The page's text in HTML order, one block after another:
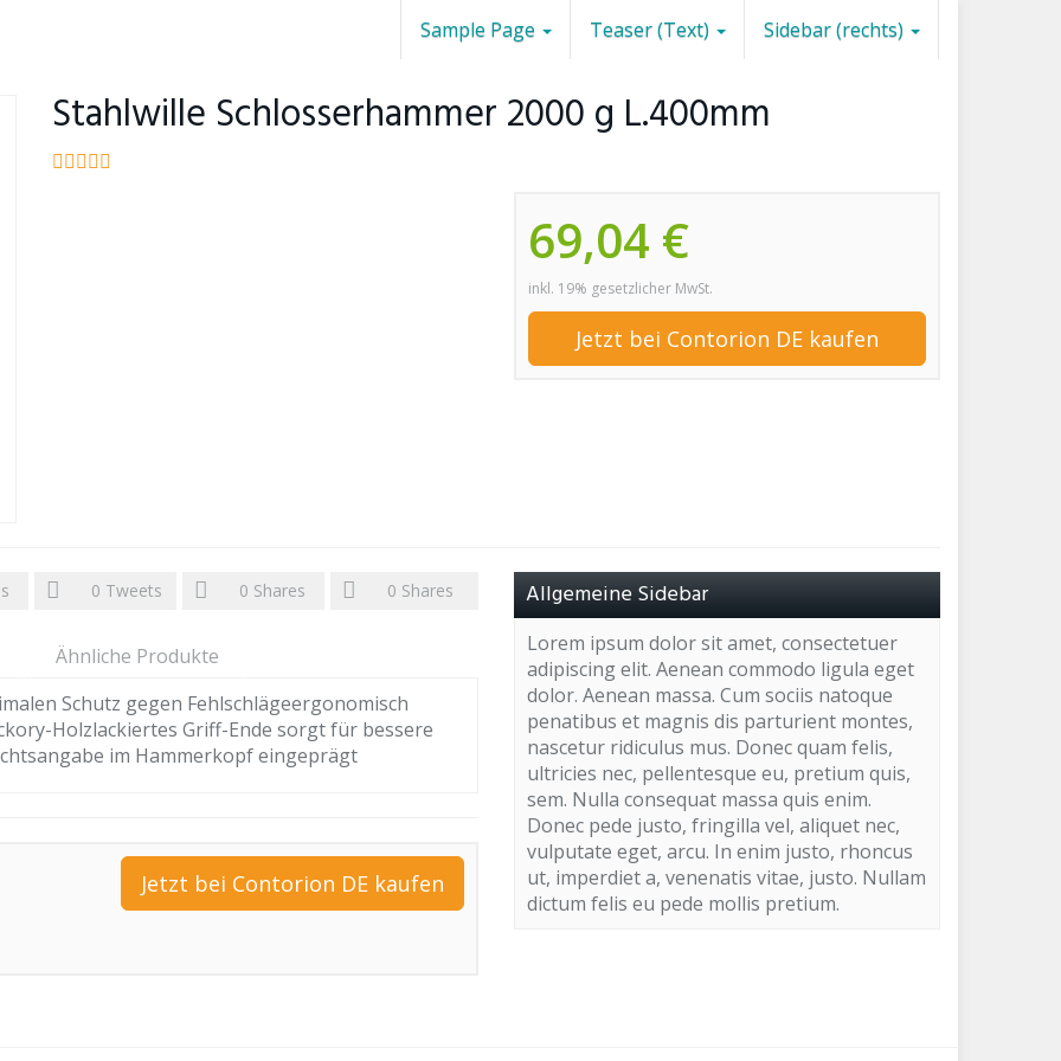
Sample Page Teaser (Text) Sidebar (rechts)
Stahlwille Schlosserhammer 2000 g L.400mm
69,04 €
inkl. 19% gesetzlicher MwSt.
Jetzt bei Contorion DE kaufen
0 Tweets 0 Shares 0 Shares
Ähnliche Produkte
Schutz gegen Fehlschlägeergonomisch
Holzlackiertes Griff-Ende sorgt für bessere
im Hammerkopf eingeprägt
Jetzt bei Contorion DE kaufen
Allgemeine Sidebar
Lorem ipsum dolor sit amet, consectetuer
adipiscing elit. Aenean commodo ligula eget
dolor. Aenean massa. Cum sociis natoque
penatibus et magnis dis parturient montes,
nascetur ridiculus mus. Donec quam felis,
ultricies nec, pellentesque eu, pretium quis,
sem. Nulla consequat massa quis enim.
Donec pede justo, fringilla vel, aliquet nec,
vulputate eget, arcu. In enim justo, rhoncus
ut, imperdiet a, venenatis vitae, justo. Nullam
dictum felis eu pede mollis pretium.